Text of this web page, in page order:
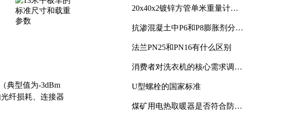
典型值为-3dBm
纤损耗、连接器
20x40x2镀锌方管单米重量计算
抗渗混凝土中P6和P8膨胀剂分别
法兰PN25和PN16有什么区别
消费者对洗衣机的核心需求调研
U型螺栓的国家标准
煤矿用电热取暖器是否符合防爆